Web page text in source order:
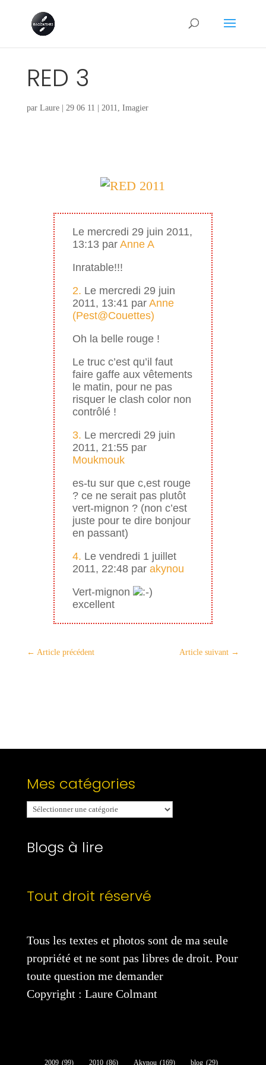
RED 3
par Laure| 29 06 11 2011 Imagier
Le mercredi 29 juin 2011,
13:13 par Anne A
Inratable!!!
2. Le mercredi 29 juin
2011, 13:41 par Anne
(Pest@Couettes)
Oh la belle rouge !
Le truc c’est qu’il faut
faire gaffe aux vêtements
le matin, pour ne pas
risquer le clash color non
contrôlé !
3. Le mercredi 29 juin
2011, 21:55 par
Moukmouk
es-tu sur que c,est rouge
? ce ne serait pas plutôt
vert-mignon ? (non c’est
juste pour te dire bonjour
en passant)
4. Le vendredi 1 juillet
2011, 22:48 par akynou
Vert-mignon
excellent
← Article précédent Article suivant →
Mes catégories
Mes
catégories
Blogs à lire
Tout droit réservé
Tous les textes et photos sont de ma seule
propriété et ne sont pas libres de droit. Pour
toute question me demander
Copyright : Laure Colmant
2009 (99) 2010 (86) Akynou (169) blog (29)